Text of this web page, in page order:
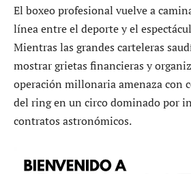
El boxeo profesional vuelve a
línea entre el deporte y el
Mientras las grandes carteleras
mostrar grietas financieras y
operación millonaria amenaza con
del ring en un circo dominado por
contratos astronómicos.